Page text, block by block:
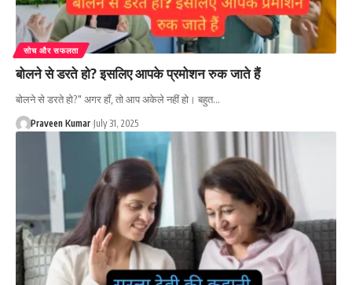
सोच और सफलता
बोलने से डरते हो? इसलिए आपके प्रमोशन रुक जाते हैं
बोलने से डरते हो?" अगर हाँ, तो आप अकेले नहीं हो। बहुत…
Praveen Kumar July 31, 2025